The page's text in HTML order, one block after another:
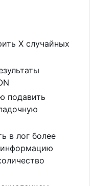
X случайных
подавить
в лог более